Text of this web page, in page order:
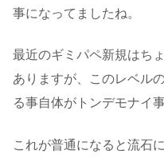
事になってましたね。
最近のギミパペ新規はち
ありますが、このレベル
る事自体がトンデモナイ
これが普通になると流石